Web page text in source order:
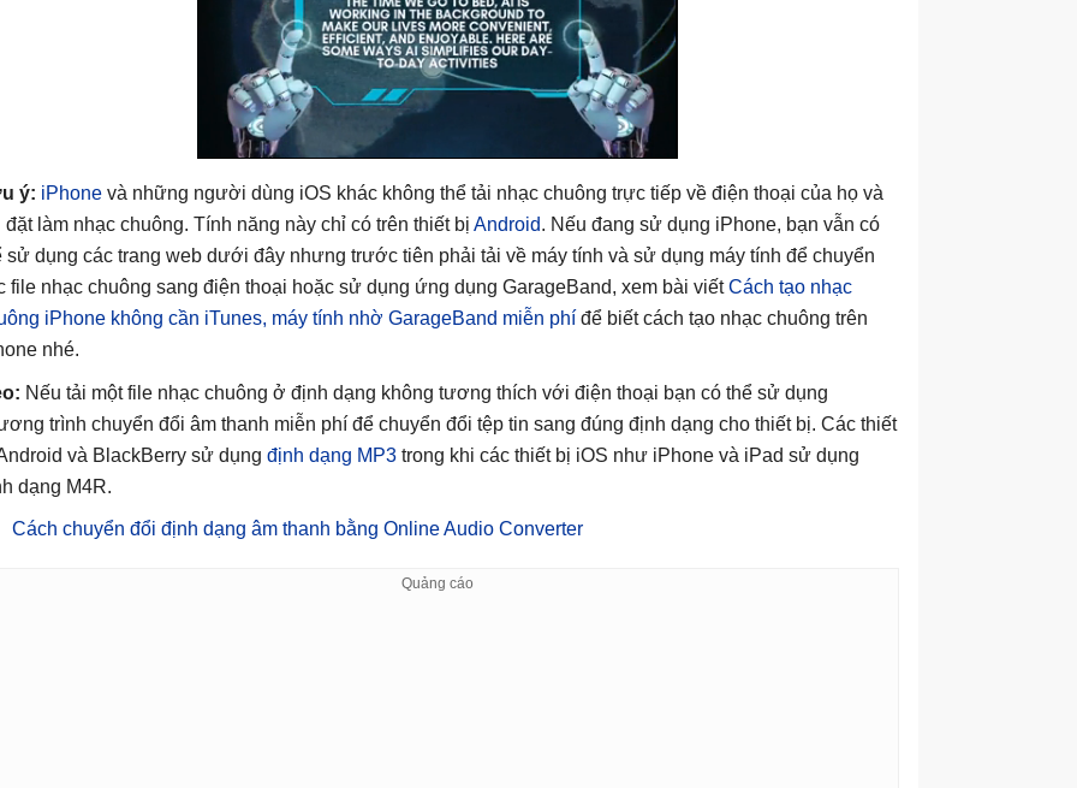
ý: iPhone và những người dùng iOS khác không thể tải nhạc chuông trực tiếp về điện thoại của họ và
đặt làm nhạc chuông. Tính năng này chỉ có trên thiết bị Android. Nếu đang sử dụng iPhone, bạn vẫn có
sử dụng các trang web dưới đây nhưng trước tiên phải tải về máy tính và sử dụng máy tính để chuyển
file nhạc chuông sang điện thoại hoặc sử dụng ứng dụng GarageBand, xem bài viếtCách tạo nhạc
iPhone không cần iTunes, máy tính nhờ GarageBand miễn phí để biết cách tạo nhạc chuông trên
nhé.
Nếu tải một file nhạc chuông ở định dạng không tương thích với điện thoại bạn có thể sử dụng
trình chuyển đổi âm thanh miễn phí để chuyển đổi tệp tin sang đúng định dạng cho thiết bị. Các thiết
và BlackBerry sử dụng định dạng MP3 trong khi các thiết bị iOS như iPhone và iPad sử dụng
dạng M4R.
Cách chuyển đổi định dạng âm thanh bằng Online Audio Converter